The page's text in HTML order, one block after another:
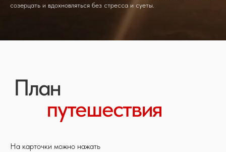
созерцать и вдохновляться без стресса и суеты.
На карточки можно нажать